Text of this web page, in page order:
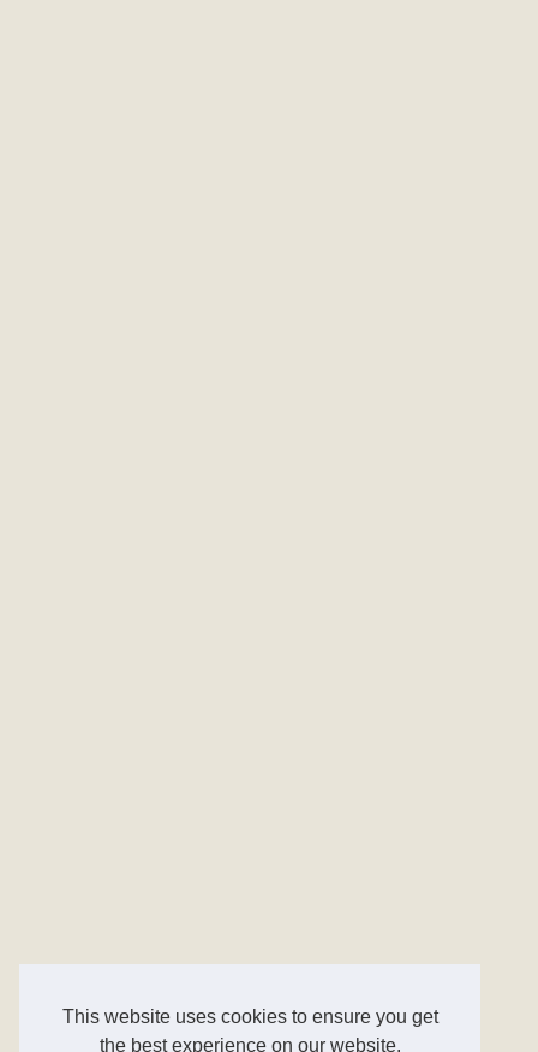
This website uses cookies to ensure you get
the best experience on our website.